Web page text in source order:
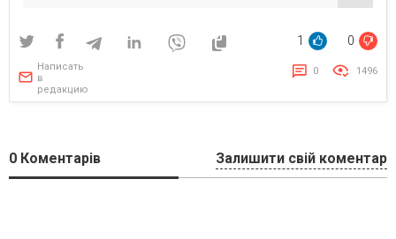
1 0
Написать
в
редакцию
0 1496
0 Коментарів Залишити свій коментар